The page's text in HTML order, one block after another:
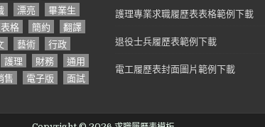
漂亮
畢業生
格 簡約
翻譯
藝術
行政
護理 財務
通用
售 電子版 面試
護理專業求職履歷表表格範例下載
退役士兵履歷表範例下載
電工履歷表封面圖片範例下載